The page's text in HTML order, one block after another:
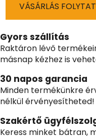
VÁSÁRLÁS
Gyors szállítás
Raktáron lévő
másnap kézhez is
30 napos garancia
Minden termékünkre
nélkül érvényesítheted!
Szakértő
Keress minket bátran,